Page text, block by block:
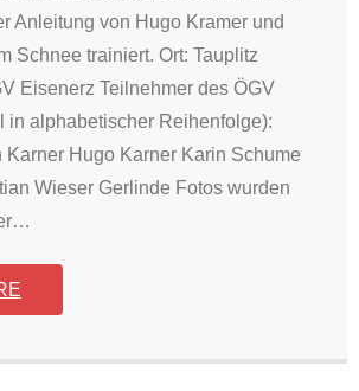
Anleitung von Hugo Kramer und
Schnee trainiert. Ort: Tauplitz
Eisenerz Teilnehmer des ÖGV
in alphabetischer Reihenfolge):
Karner Hugo Karner Karin Schume
Wieser Gerlinde Fotos wurden
…